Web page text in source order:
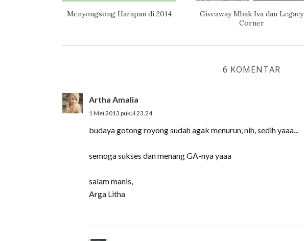
Menyongsong Harapan di 2014
Giveaway Mbak Iva dan Legacy
Corner
6 KOMENTAR
Artha Amalia
1 Mei 2013 pukul 23.24
budaya gotong royong sudah agak menurun, nih, sedih yaaa...
semoga sukses dan menang GA-nya yaaa
salam manis,
Arga Litha